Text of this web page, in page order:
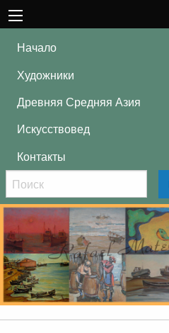
Начало
Художники
Древняя Средняя Азия
Искусствовед
Контакты